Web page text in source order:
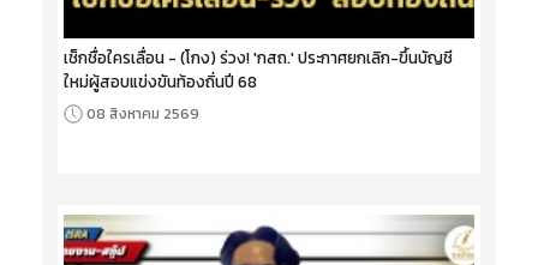
เช็กชื่อใครเลื่อน - (โกง) ร่วง! 'กสถ.' ประกาศยกเลิก-ขึ้นบัญชี
ใหม่ผู้สอบแข่งขันท้องถิ่นปี 68
08 สิงหาคม 2569